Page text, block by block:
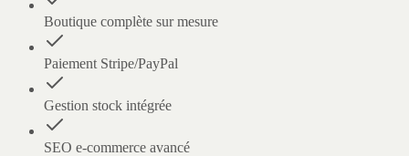
Boutique complète sur mesure
Paiement Stripe/PayPal
Gestion stock intégrée
SEO e-commerce avancé